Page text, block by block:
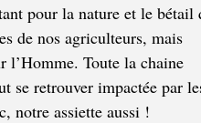
pour la nature et le bétail
de nos agriculteurs, mais
l’Homme. Toute la chaine
se retrouver impactée par
notre assiette aussi !